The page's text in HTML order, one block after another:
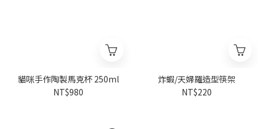
貓咪手作陶製馬克杯 250ml
NT$980
炸蝦/天婦羅造型筷架
NT$220